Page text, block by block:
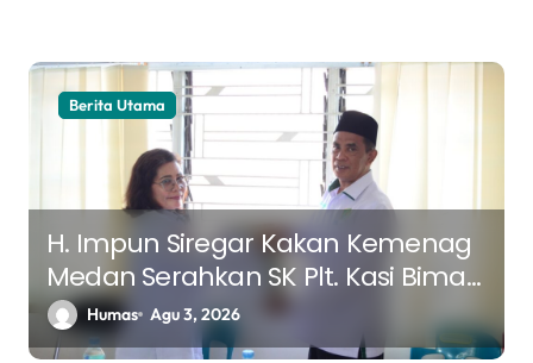
Berita Utama
H. Impun Siregar Kakan Kemenag
Medan Serahkan SK Plt. Kasi Bimas
Kristen, Tekankan Keberlanjutan
Program dan Sinergi Pelayanan
Humas Agu 3, 2026